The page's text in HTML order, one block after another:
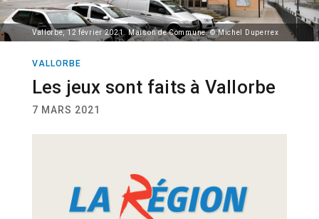
Vallorbe, 12 février 2021. Maison de Commune. © Michel Duperrex
VALLORBE
Les jeux sont faits à Vallorbe
7 MARS 2021